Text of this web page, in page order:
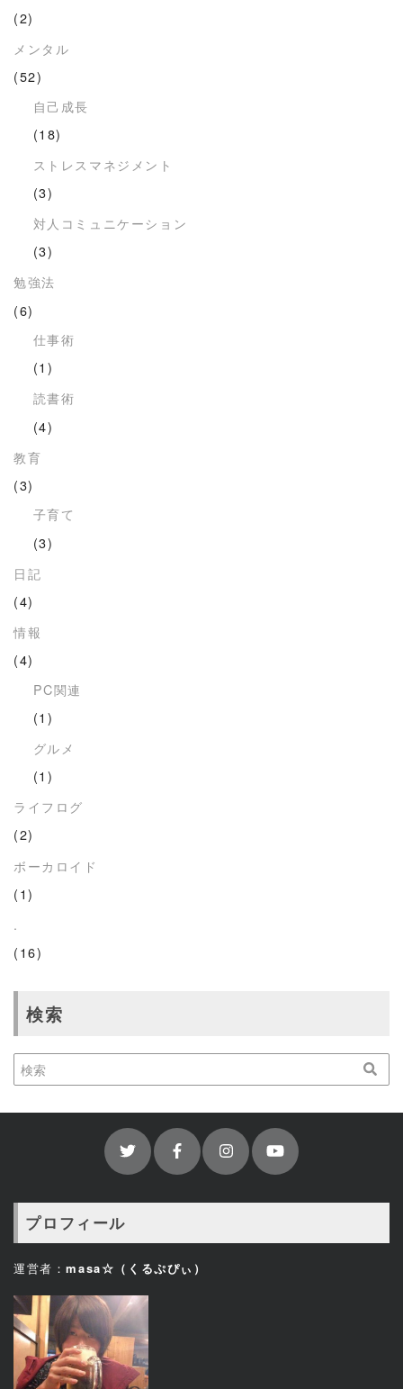
(2)
メンタル
(52)
自己成長
(18)
ストレスマネジメント
(3)
対人コミュニケーション
(3)
勉強法
(6)
仕事術
(1)
読書術
(4)
教育
(3)
子育て
(3)
日記
(4)
情報
(4)
PC関連
(1)
グルメ
(1)
ライフログ
(2)
ボーカロイド
(1)
.
(16)
検索
プロフィール
運営者：masa☆（くるぷぴぃ）